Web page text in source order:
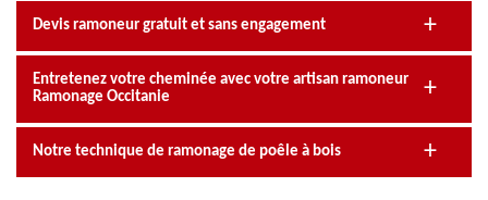
Devis ramoneur gratuit et sans engagement
Entretenez votre cheminée avec votre artisan ramoneur
Ramonage Occitanie
Notre technique de ramonage de poêle à bois